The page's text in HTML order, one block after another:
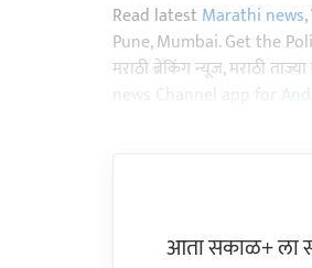
Read latest Marathi news
Pune, Mumbai. Get the
मराठी ब्रेकिंग न्यूज, मराठी
आता सकाळ+ ला